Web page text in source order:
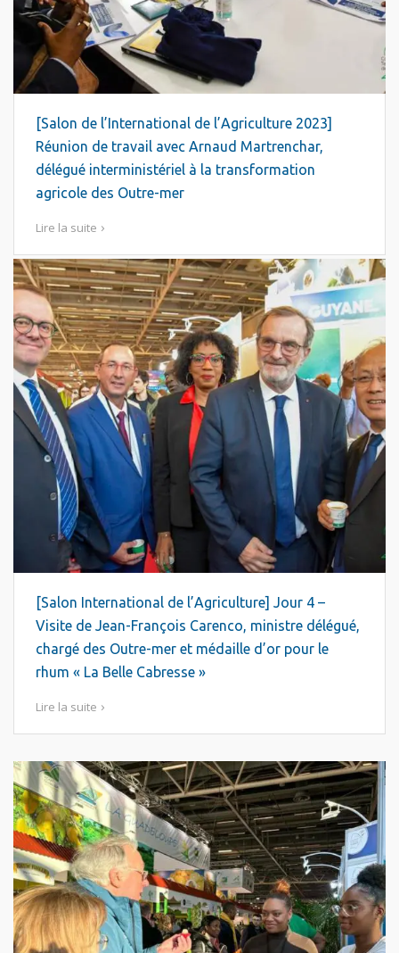
[Salon de l’International de l’Agriculture 2023]
Réunion de travail avec Arnaud Martrenchar,
délégué interministériel à la transformation
agricole des Outre-mer
Lire la suite
[Salon International de l’Agriculture] Jour 4 –
Visite de Jean-François Carenco, ministre délégué,
chargé des Outre-mer et médaille d’or pour le
rhum « La Belle Cabresse »
Lire la suite